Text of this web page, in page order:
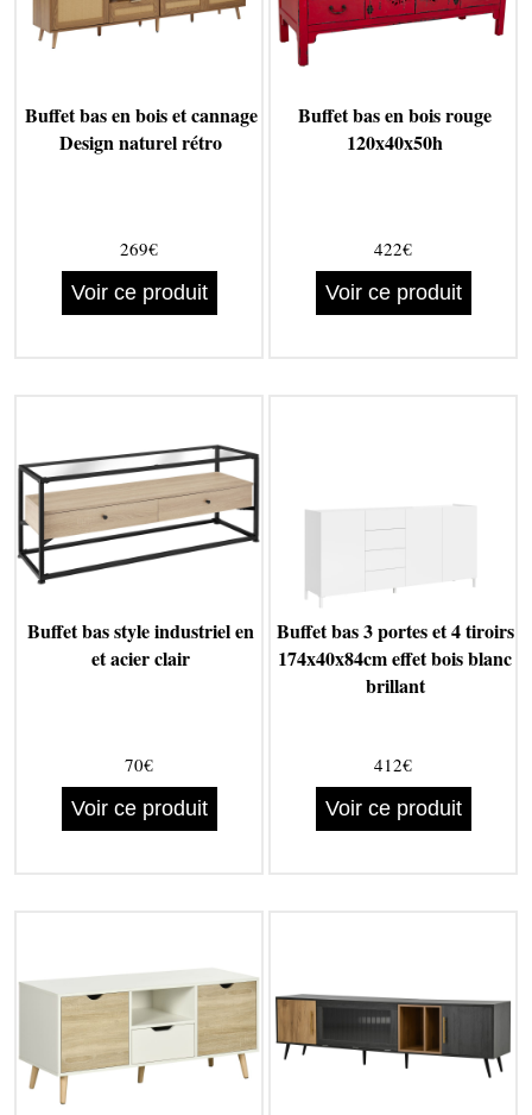
Buffet bas en bois et cannage
Design naturel rétro
269€
Voir ce produit
Buffet bas en bois rouge
120x40x50h
422€
Voir ce produit
Buffet bas style industriel en
et acier clair
70€
Voir ce produit
Buffet bas 3 portes et 4 tiroirs
174x40x84cm effet bois blanc
brillant
412€
Voir ce produit